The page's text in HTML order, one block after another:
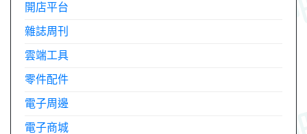
開店平台
雜誌周刊
雲端工具
零件配件
電子周邊
電子商城